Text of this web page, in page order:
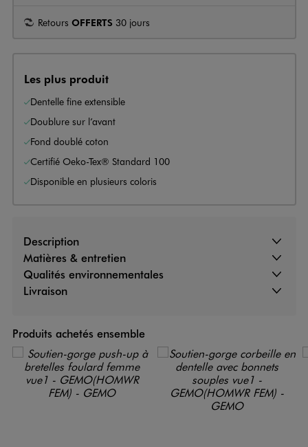
Retours OFFERTS 30 jours
Les plus produit
Dentelle fine extensible
Doublure sur l’avant
Fond doublé coton
Certifié Oeko-Tex® Standard 100
Disponible en plusieurs coloris
Description
Matières & entretien
Qualités environnementales
Livraison
Produits achetés ensemble